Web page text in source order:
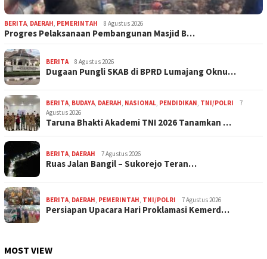
BERITA DAERAH PEMERINTAH 8 Agustus 2026
Progres Pelaksanaan Pembangunan Masjid B…
BERITA 8 Agustus 2026
Dugaan Pungli SKAB di BPRD Lumajang Oknu…
BERITA BUDAYA DAERAH NASIONAL PENDIDIKAN TNI/POLRI
7
Agustus 2026
Taruna Bhakti Akademi TNI 2026 Tanamkan …
BERITA DAERAH 7 Agustus 2026
Ruas Jalan Bangil – Sukorejo Teran…
BERITA DAERAH PEMERINTAH TNI/POLRI 7 Agustus 2026
Persiapan Upacara Hari Proklamasi Kemerd…
MOST VIEW